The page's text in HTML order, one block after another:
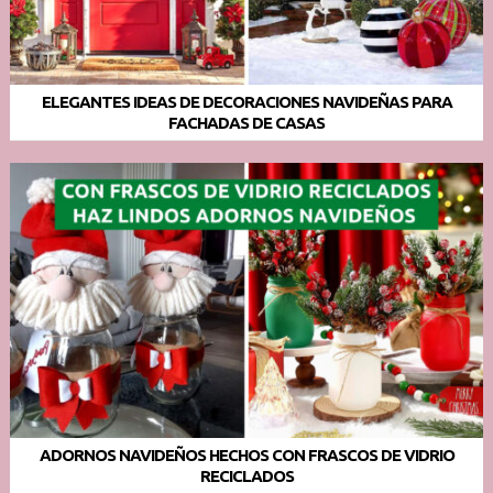
ELEGANTES IDEAS DE DECORACIONES NAVIDEÑAS PARA
FACHADAS DE CASAS
ADORNOS NAVIDEÑOS HECHOS CON FRASCOS DE VIDRIO
RECICLADOS